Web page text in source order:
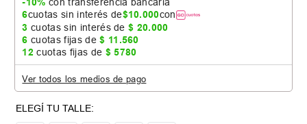
6cuotas sin interés de$10.000con
3 cuotas sin interés de$ 20.000
6 cuotas fijas de$ 11 .560
12 cuotas fijas de $ 5780
Ver todos los medios de pago